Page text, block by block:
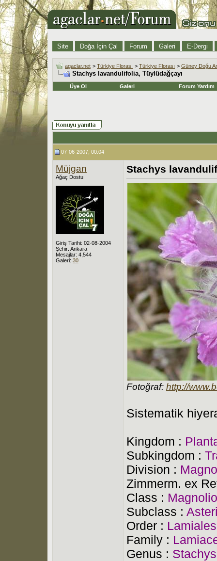
Site Doğa İçin Çal Forum Galeri E-Dergi
agaclar.net > Türkiye Florası > Türkiye Florası > Güney Doğu
Stachys lavandulifolia, Tüylüdağçayı
Üye Ol Galeri Forum Yardım
07-06-2007, 00:04
Müjgan
Ağaç Dostu
Giriş Tarihi: 02-08-2004
Şehir: Ankara
Mesajlar: 4,544
Galeri: 30
Stachys
Fotoğraf: http://
Sistematik
Kingdom :
Subkingdom :
Division :
Zimmerm. ex
Class :
Subclass :
Order : Lamiales
Family :
Genus : Stachys